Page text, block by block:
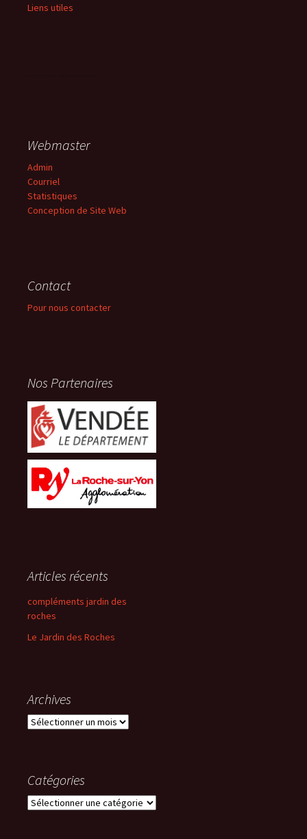
Liens utiles
Webmaster
Admin
Courriel
Statistiques
Conception de Site Web
Contact
Pour nous contacter
Nos Partenaires
Articles récents
compléments jardin des
roches
Le Jardin des Roches
Archives
Archives
Catégories
Catégories